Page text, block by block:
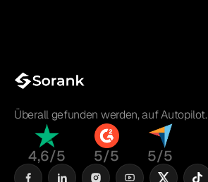
Überall gefunden werden, auf Autopilot.
4,6/5 5/5 5/5